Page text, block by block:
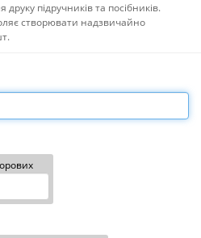
підручників та посібників.
створювати надзвичайно